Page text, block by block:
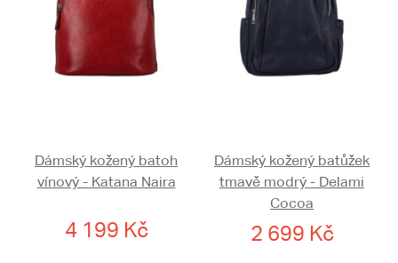
Dámský kožený batoh
vínový - Katana Naira
4 199 Kč
Dámský kožený batůžek
tmavě modrý - Delami
Cocoa
2 699 Kč